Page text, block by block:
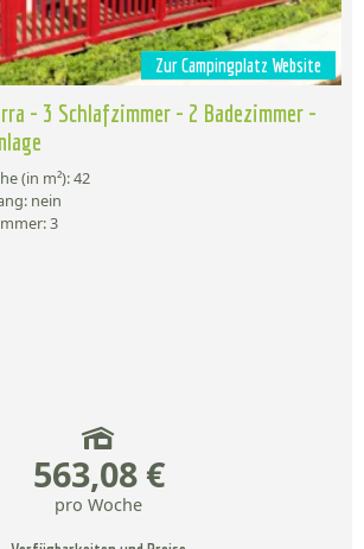
Zur Campingplatz Website
- 3 Schlafzimmer - 2 Badezimmer -
(in m²): 42
nein
3
563,08 €
pro Woche